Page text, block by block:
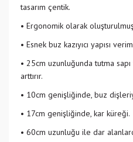
tasarım çentik.
• Ergonomik olarak
• Esnek buz kazıyıcı yapısı
• 25cm uzunluğunda tutma
arttırır.
• 10cm genişliğinde, buz
• 17cm genişliğinde, kar küreği.
• 60cm uzunluğu ile dar